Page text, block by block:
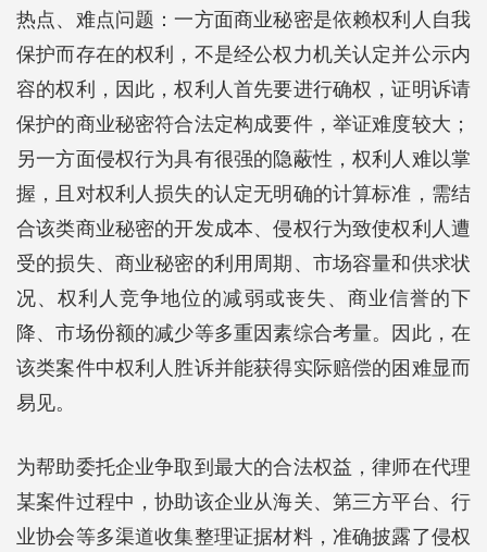
热点、难点问题：一方面商业秘密是依赖权利人自我
保护而存在的权利，不是经公权力机关认定并公示内
容的权利，因此，权利人首先要进行确权，证明诉请
保护的商业秘密符合法定构成要件，举证难度较大；
另一方面侵权行为具有很强的隐蔽性，权利人难以掌
握，且对权利人损失的认定无明确的计算标准，需结
合该类商业秘密的开发成本、侵权行为致使权利人遭
受的损失、商业秘密的利用周期、市场容量和供求状
况、权利人竞争地位的减弱或丧失、商业信誉的下
降、市场份额的减少等多重因素综合考量。因此，在
该类案件中权利人胜诉并能获得实际赔偿的困难显而
易见。
为帮助委托企业争取到最大的合法权益，律师在代理
某案件过程中，协助该企业从海关、第三方平台、行
业协会等多渠道收集整理证据材料，准确披露了侵权